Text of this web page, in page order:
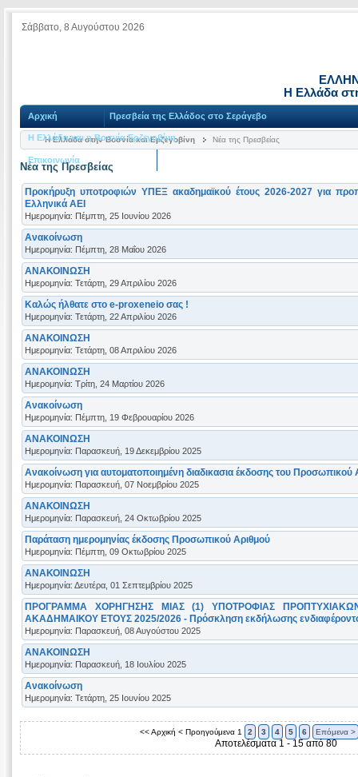
Σάββατο, 8 Αυγούστου 2026
Η Ελλάδα
Αρχική Πρεσβεία της Ελλάδος στο Σεράγεβο
Η Ελλάδα και η Βοσνία Ερζεγοβίνη
Επικοινωνία
Η Ελλάδα στην Βοσνία και Ερζεγοβίνη Νέα της Πρεσβείας
Νέα της Πρεσβείας
Προκήρυξη υποτροφιών ΥΠΕΞ ακαδημαϊκού έτους 2026-2027 για
Ελληνικά ΑΕΙ
Ημερομηνία: Πέμπτη, 25 Ιουνίου 2026
Ανακοίνωση
Ημερομηνία: Πέμπτη, 28 Μαΐου 2026
ΑΝΑΚΟΙΝΩΣΗ
Ημερομηνία: Τετάρτη, 29 Απριλίου 2026
Καλώς ήλθατε στο e-proxeneio σας !
Ημερομηνία: Τετάρτη, 22 Απριλίου 2026
ΑΝΑΚΟΙΝΩΣΗ
Ημερομηνία: Τετάρτη, 08 Απριλίου 2026
ΑΝΑΚΟΙΝΩΣΗ
Ημερομηνία: Τρίτη, 24 Μαρτίου 2026
Ανακοίνωση
Ημερομηνία: Πέμπτη, 19 Φεβρουαρίου 2026
ΑΝΑΚΟΙΝΩΣΗ
Ημερομηνία: Παρασκευή, 19 Δεκεμβρίου 2025
Ανακοίνωση για αυτοματοποιημένη διαδικασια έκδοσης του Προσωπικού
Ημερομηνία: Παρασκευή, 07 Νοεμβρίου 2025
ΑΝΑΚΟΙΝΩΣΗ
Ημερομηνία: Παρασκευή, 24 Οκτωβρίου 2025
Παράταση ημερομηνίας έκδοσης Προσωπικού Αριθμού
Ημερομηνία: Πέμπτη, 09 Οκτωβρίου 2025
ΑΝΑΚΟΙΝΩΣΗ
Ημερομηνία: Δευτέρα, 01 Σεπτεμβρίου 2025
ΠΡΟΓΡΑΜΜΑ ΧΟΡΗΓΗΣΗΣ ΜΙΑΣ (1) ΥΠΟΤΡΟΦΙΑΣ
ΑΚΑΔΗΜΑΙΚΟΥ ΕΤΟΥΣ 2025/2026 - Πρόσκληση εκδήλωσης
Ημερομηνία: Παρασκευή, 08 Αυγούστου 2025
ΑΝΑΚΟΙΝΩΣΗ
Ημερομηνία: Παρασκευή, 18 Ιουλίου 2025
Ανακοίνωση
Ημερομηνία: Τετάρτη, 25 Ιουνίου 2025
<< Αρχική < Προηγούμενα 1 2 3 4 5 6 Επόμενα >
Αποτελέσματα 1 - 15 από 80